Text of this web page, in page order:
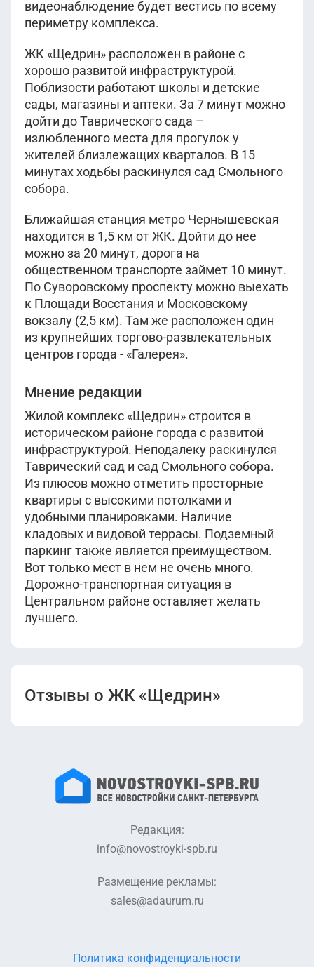
видеонаблюдение будет вестись по всему
периметру комплекса.
ЖК «Щедрин» расположен в районе с
хорошо развитой инфраструктурой.
Поблизости работают школы и детские
сады, магазины и аптеки. За 7 минут можно
дойти до Таврического сада –
излюбленного места для прогулок у
жителей близлежащих кварталов. В 15
минутах ходьбы раскинулся сад Смольного
собора.
Ближайшая станция метро Чернышевская
находится в 1,5 км от ЖК. Дойти до нее
можно за 20 минут, дорога на
общественном транспорте займет 10 минут.
По Суворовскому проспекту можно выехать
к Площади Восстания и Московскому
вокзалу (2,5 км). Там же расположен один
из крупнейших торгово-развлекательных
центров города - «Галерея».
Мнение редакции
Жилой комплекс «Щедрин» строится в
историческом районе города с развитой
инфраструктурой. Неподалеку раскинулся
Таврический сад и сад Смольного собора.
Из плюсов можно отметить просторные
квартиры с высокими потолками и
удобными планировками. Наличие
кладовых и видовой террасы. Подземный
паркинг также является преимуществом.
Вот только мест в нем не очень много.
Дорожно-транспортная ситуация в
Центральном районе оставляет желать
лучшего.
Отзывы о ЖК «Щедрин»
Редакция:
info@novostroyki-spb.ru
Размещение рекламы:
sales@adaurum.ru
Политика конфиденциальности